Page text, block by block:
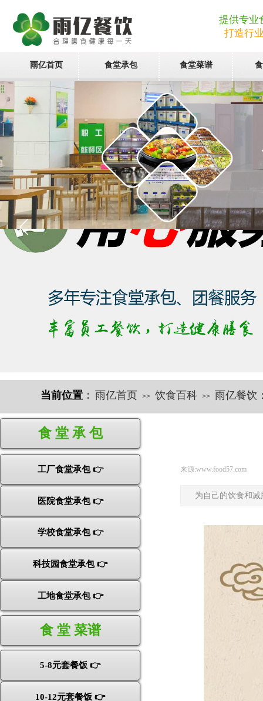
快速导航
提供专业
打造行
雨亿首页 食堂承包 食堂菜谱
当前位置 ： 雨亿首页 >> 饮食百科 >> 雨亿餐饮
食 堂 承 包
来源:www.food57.com
为自己的饮食和
工厂食堂承包 👉
医院食堂承包 👉
学校食堂承包 👉
科技园食堂承包 👉
工地食堂承包 👉
食 堂 菜谱
5-8元套餐饭 👉
10-12元套餐饭 👉